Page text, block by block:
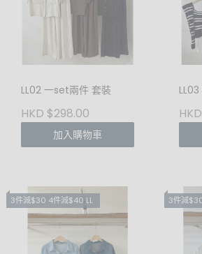
LL02 一set兩件 套裝
HKD $298.00
加入購物車
3件減$30 4件減$40 LL 3件減